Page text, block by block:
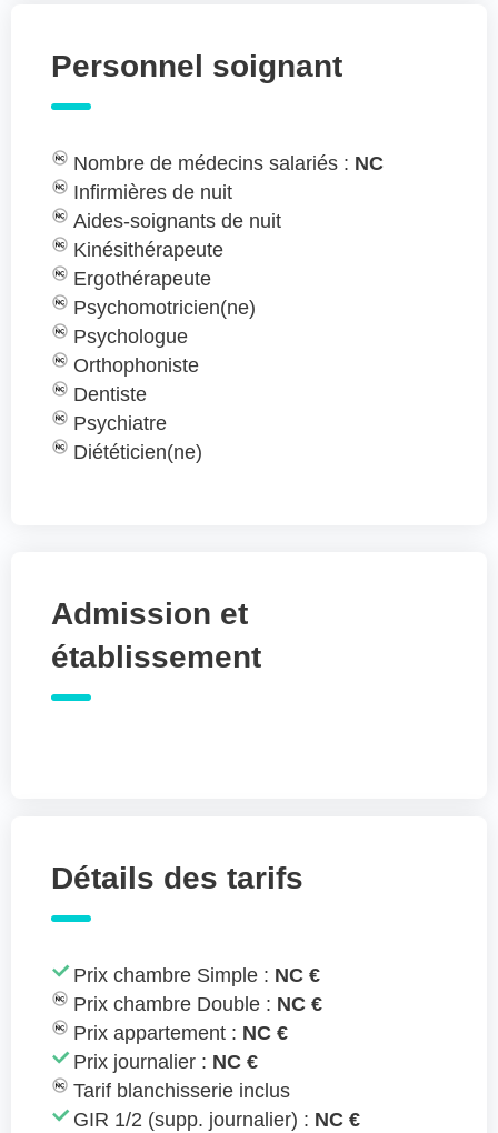
Personnel soignant
Nombre de médecins salariés : NC
Infirmières de nuit
Aides-soignants de nuit
Kinésithérapeute
Ergothérapeute
Psychomotricien(ne)
Psychologue
Orthophoniste
Dentiste
Psychiatre
Diététicien(ne)
Admission et
établissement
Détails des tarifs
Prix chambre Simple : NC €
Prix chambre Double : NC €
Prix appartement : NC €
Prix journalier : NC €
Tarif blanchisserie inclus
GIR 1/2 (supp. journalier) : NC €